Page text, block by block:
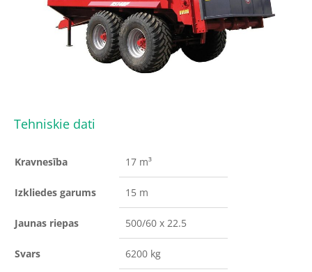
Tehniskie dati
Kravnesība 17 m³
Izkliedes garums 15 m
Jaunas riepas 500/60 x 22.5
Svars 6200 kg